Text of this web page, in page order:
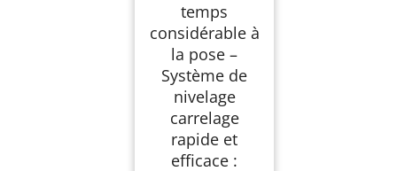
temps
considérable à
la pose –
Système de
nivelage
carrelage
rapide et
efficace :